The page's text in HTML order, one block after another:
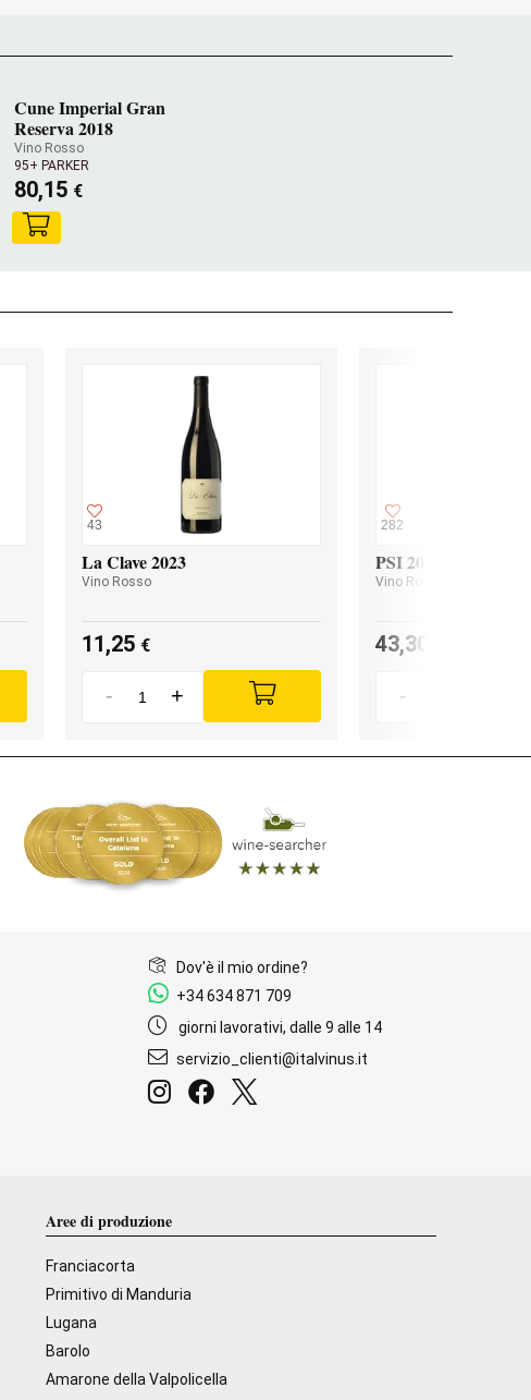
Cune Imperial Gran
Reserva 2018
Vino Rosso
95+ PARKER
80,15 €
43
La Clave 2023
Vino Rosso
11,25 €
- +
282
PSI 2023
Vino Rosso
43,30
-
Dov'è il mio ordine?
+34 634 871 709
giorni lavorativi, dalle 9 alle 14
servizio_clienti@italvinus.it
Aree di produzione
Franciacorta
Primitivo di Manduria
Lugana
Barolo
Amarone della Valpolicella